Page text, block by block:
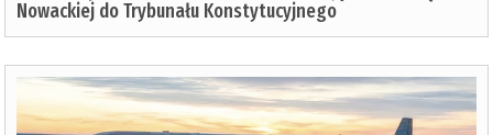
Nowackiej do Trybunału Konstytucyjnego